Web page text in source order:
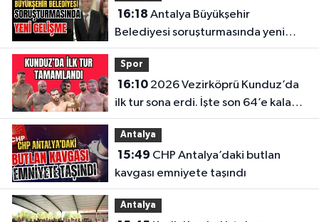
16:18
Belediyesi soruşturmasında yeni
gelişme
Spor
16:102026 Vezirköprü Kunduz’da
ilk tur sona erdi. İşte son 64’e kalan
başpehlivanlar
Antalya
15:49
kavgası emniyete taşındı
Antalya